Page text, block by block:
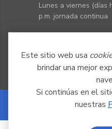
Este sitio web usa
brindar una mejor
Si continúas en el
nuestras
Lunes a viernes (días
p.m. jornada continua